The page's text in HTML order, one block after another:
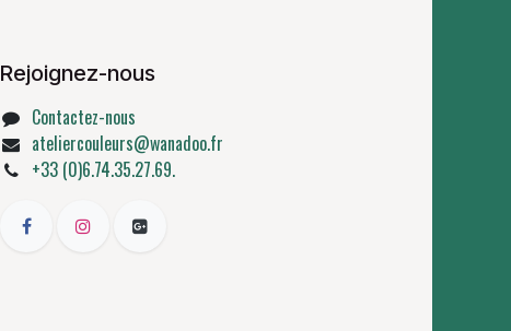
Rejoignez-nous
Contactez-nous
ateliercouleurs@wanadoo.fr
+33 (0)6.74.35.27.69.